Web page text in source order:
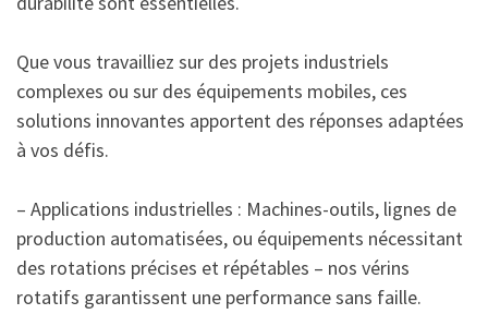
Que vous travailliez sur des projets industriels
complexes ou sur des équipements mobiles, ces
solutions innovantes apportent des réponses adaptées
à vos défis.
– Applications industrielles : Machines-outils, lignes de
production automatisées, ou équipements nécessitant
des rotations précises et répétables – nos vérins
rotatifs garantissent une performance sans faille.